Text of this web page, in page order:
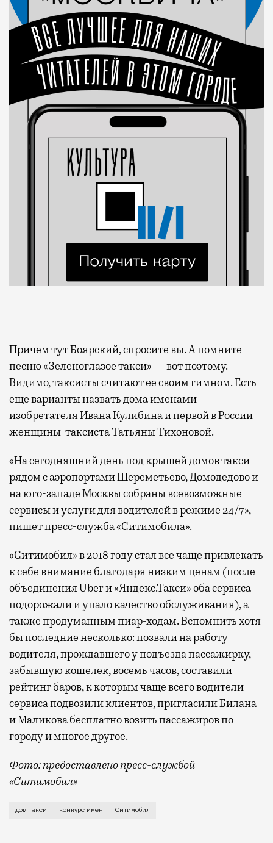
Причем тут Боярский, спросите вы. А помните
песню «Зеленоглазое такси» — вот поэтому.
Видимо, таксисты считают ее своим гимном. Есть
еще варианты назвать дома именами
изобретателя Ивана Кулибина и первой в России
женщины-таксиста Татьяны Тихоновой.
«На сегодняшний день под крышей домов такси
рядом с аэропортами Шереметьево, Домодедово и
на юго-западе Москвы собраны всевозможные
сервисы и услуги для водителей в режиме 24/7», —
пишет пресс-служба «Ситимобила».
«Ситимобил» в 2018 году стал все чаще привлекать
к себе внимание благодаря низким ценам (после
объединения Uber и «Яндекс.Такси» оба сервиса
подорожали и упало качество обслуживания), а
также продуманным пиар-ходам. Вспомнить хотя
бы последние несколько: позвали на работу
водителя, прождавшего у подъезда пассажирку,
забывшую кошелек, восемь часов, составили
рейтинг баров, к которым чаще всего водители
сервиса подвозили клиентов, пригласили Билана
и Маликова бесплатно возить пассажиров по
городу и многое другое.
Фото: предоставлено пресс-службой
«Ситимобил»
«Ситимобил» устроил конкурс на имена для
дом такси конкурс имен Ситимобил